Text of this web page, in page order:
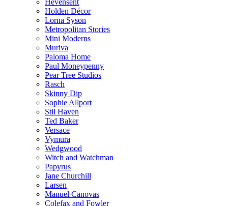
Hevensent
Holden Décor
Lorna Syson
Metropolitan Stories
Mini Moderns
Muriva
Paloma Home
Paul Moneypenny
Pear Tree Studios
Rasch
Skinny Dip
Sophie Allport
Stil Haven
Ted Baker
Versace
Vymura
Wedgwood
Witch and Watchman
Papyrus
Jane Churchill
Larsen
Manuel Canovas
Colefax and Fowler